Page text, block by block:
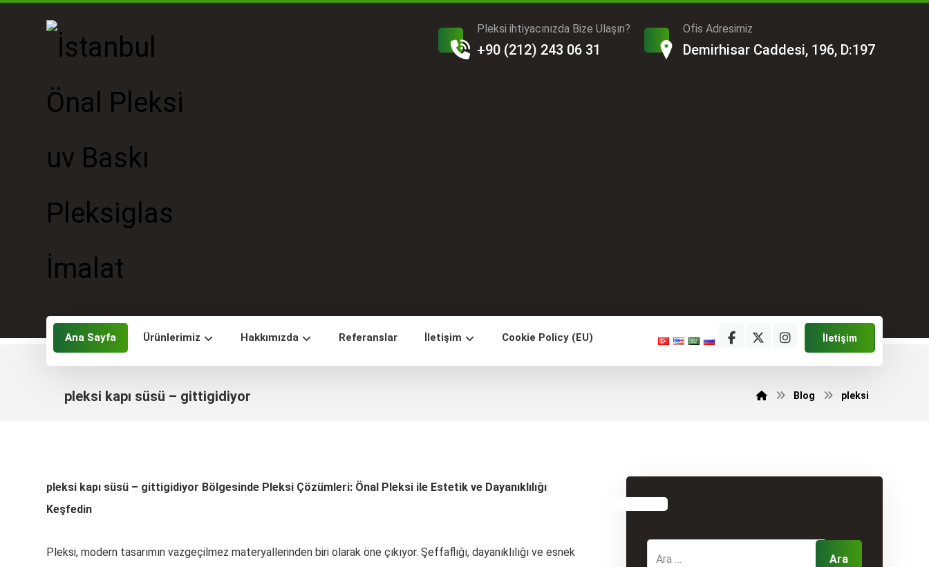
Ofis Adresimiz
Demirhisar Caddesi, 196, D:197
Pleksi ihtiyacınızda Bize Ulaşın?
+90 (212) 243 06 31
Ana Sayfa Ürünlerimiz Hakkımızda Referanslar İletişim Cookie Policy (EU) İletişim
pleksi kapı süsü – gittigidiyor Blog pleksi
pleksi kapı süsü – gittigidiyor Bölgesinde Pleksi Çözümleri: Önal Pleksi ile Estetik ve Dayanıklılığı
Keşfedin
Pleksi, modern tasarımın vazgeçilmez materyallerinden biri olarak öne çıkıyor. Şeffaflığı, dayanıklılığı ve esnek